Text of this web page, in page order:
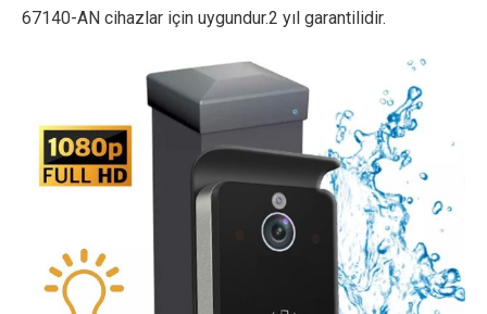
67140-AN cihazlar için uygundur.2 yıl garantilidir.